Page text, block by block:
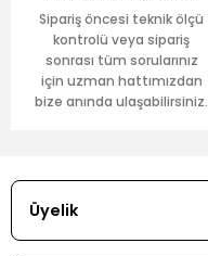
Sipariş öncesi teknik ölçü
kontrolü veya sipariş
sonrası tüm sorularınız
için uzman hattımızdan
bize anında ulaşabilirsiniz.
Üyelik